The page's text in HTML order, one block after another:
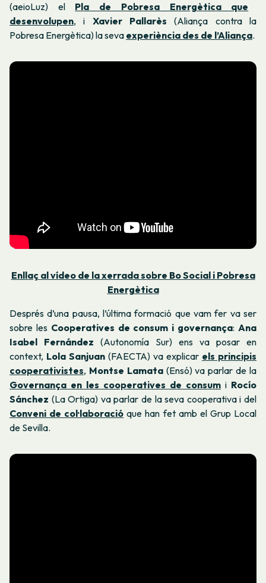
(aeioLuz) el Pla de Pobresa Energètica que
desenvolupen, i Xavier Pallarès (Aliança contra la
Pobresa Energètica) la seva experiència des de l’Aliança.
Enllaç al vídeo de la xerrada sobre Bo Social i Pobresa
Energètica
Després d’una pausa, l’última formació que vam fer va ser
sobre les Cooperatives de consum i governança: Ana
Isabel Fernández (Autonomía Sur) ens va posar en
context, Lola Sanjuan (FAECTA) va explicar els principis
cooperativistes, Montse Lamata (Ensó) va parlar de la
Governança en les cooperatives de consum i Rocío
Sánchez (La Ortiga) va parlar de la seva cooperativa i del
Conveni de col·laboració que han fet amb el Grup Local
de Sevilla.